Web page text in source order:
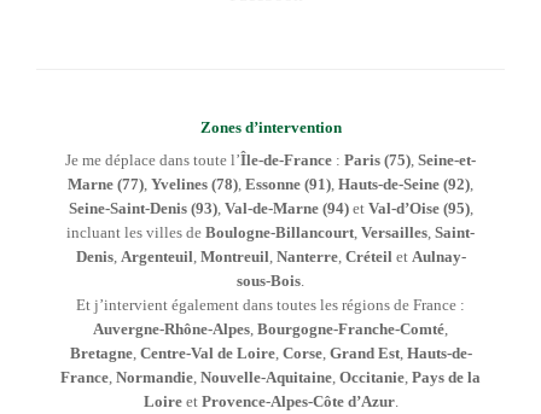
Zones d’intervention
Je me déplace dans toute l’Île-de-France : Paris (75) Seine-et-
Marne (77) Yvelines (78) Essonne (91) Hauts-de-Seine (92)
Seine-Saint-Denis (93), Val-de-Marne (94)et Val-d’Oise (95),
incluant les villes de Boulogne-Billancourt Versailles Saint-
Denis, Argenteuil Montreuil Nanterre, Créteil et Aulnay-
sous-Bois
Et j’intervient également dans toutes les régions de France :
Auvergne-Rhône-Alpes Bourgogne-Franche-Comté
Bretagne, Centre-Val de Loire, Corse, Grand Est, Hauts-de-
France Normandie Nouvelle-Aquitaine Occitanie Pays de la
Loireet Provence-Alpes-Côte d’Azur.